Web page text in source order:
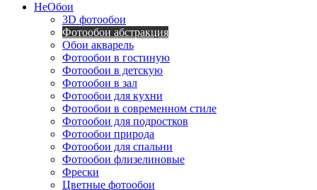
НеОбои
3D фотообои
Фотообои абстракция
Обои акварель
Фотообои в гостиную
Фотообои в детскую
Фотообои в зал
Фотообои для кухни
Фотообои в современном стиле
Фотообои для подростков
Фотообои природа
Фотообои для спальни
Фотообои флизелиновые
Фрески
Цветные фотообои